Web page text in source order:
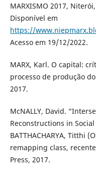
MARXISMO 2017,
Disponível em
https://
Acesso em 19/12/2022.
MARX, Karl. O capital:
processo de produção
2017.
McNALLY, David.
Reconstructions in
BATTHACHARYA, Titthi
remapping class,
Press, 2017.